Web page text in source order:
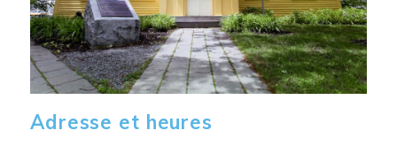
Adresse et heures